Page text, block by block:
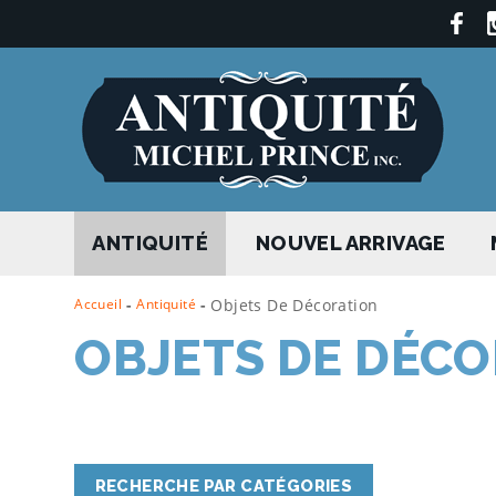
ANTIQUITÉ NOUVEL ARRIVAGE
Accueil - Antiquité - Objets De Décoration
OBJETS DE
RECHERCHE PAR CATÉGORIES